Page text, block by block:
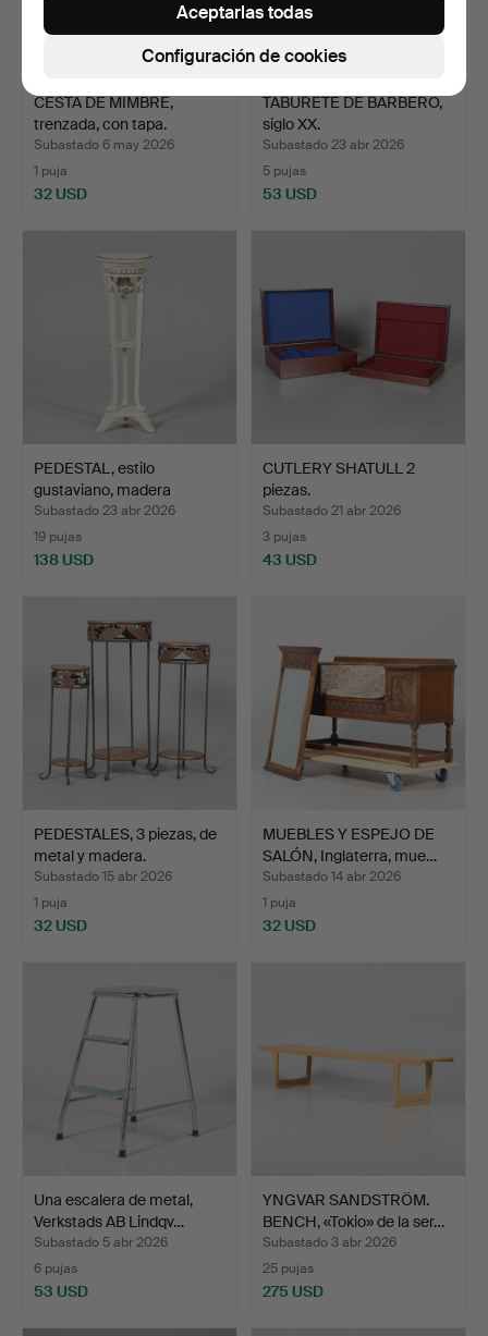
CESTA DE MIMBRE,
trenzada, con tapa.
Subastado 6 may 2026
1 puja
32 USD
TABURETE DE BARBERO,
siglo XX.
Subastado 23 abr 2026
5 pujas
53 USD
PEDESTAL, estilo
gustaviano, madera
pintad…
Subastado 23 abr 2026
19 pujas
138 USD
CUTLERY SHATULL 2
piezas.
Subastado 21 abr 2026
3 pujas
43 USD
PEDESTALES, 3 piezas, de
metal y madera.
Subastado 15 abr 2026
1 puja
32 USD
MUEBLES Y ESPEJO DE
SALÓN, Inglaterra, mue…
Subastado 14 abr 2026
1 puja
32 USD
Una escalera de metal,
Verkstads AB Lindqv…
Subastado 5 abr 2026
6 pujas
53 USD
YNGVAR SANDSTRÖM.
BENCH, «Tokio» de la ser…
Subastado 3 abr 2026
25 pujas
275 USD
Configuración de cookies
Aceptarlas todas